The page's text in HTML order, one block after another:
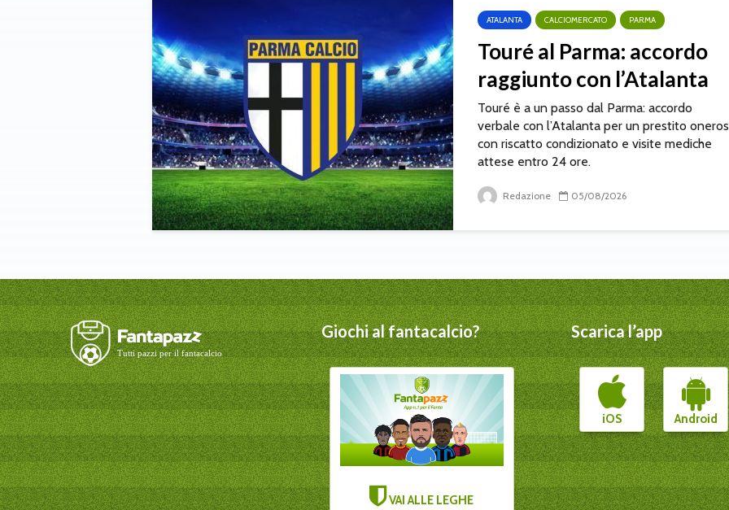
ATALANTA CALCIOMERCATO PARMA
Touré al Parma: accordo
raggiunto con l’Atalanta
Touré è a un passo dal Parma: accordo
verbale con l’Atalanta per un prestito
con riscatto condizionato e visite mediche
attese entro 24 ore.
Redazione 05/08/2026
Giochi al fantacalcio?
VAI ALLE LEGHE
Scarica l’app
iOS Android